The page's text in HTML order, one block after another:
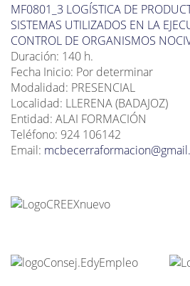
MF0801_3 LOGÍSTICA DE
SISTEMAS UTILIZADOS EN LA
CONTROL DE ORGANISMOS
Duración: 140 h.
Fecha Inicio: Por determinar
Modalidad: PRESENCIAL
Localidad: LLERENA (BADAJOZ)
Entidad: ALAI FORMACIÓN
Teléfono: 924 106142
Email: